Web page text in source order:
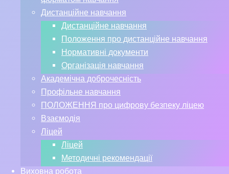
Дистанційне навчання
Дистанційне навчання
Положення про дистанційне навчання
Нормативні документи
Організація навчання
Академічна доброчесність
Профільне навчання
ПОЛОЖЕННЯ про цифрову безпеку ліцею
Взаємодія
Ліцей
Ліцей
Методичні рекомендації
Виховна робота